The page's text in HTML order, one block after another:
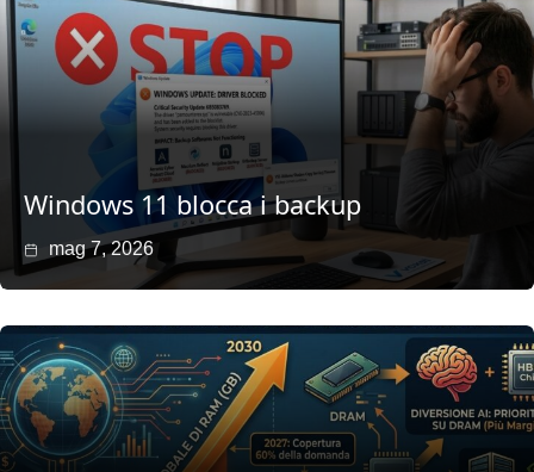
Windows 11 blocca i backup
mag 7, 2026